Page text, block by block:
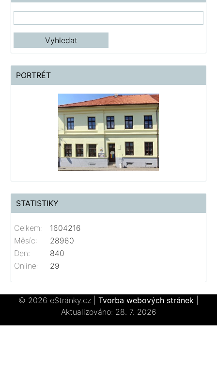
PORTRÉT
STATISTIKY
Online: 29
Celkem:
1604216
Měsíc:
28960
Den:
840
© 2026 eStránky.cz Tvorba webových stránek
Aktualizováno: 28. 7. 2026